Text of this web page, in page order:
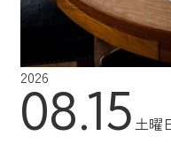
2026
08.15土曜